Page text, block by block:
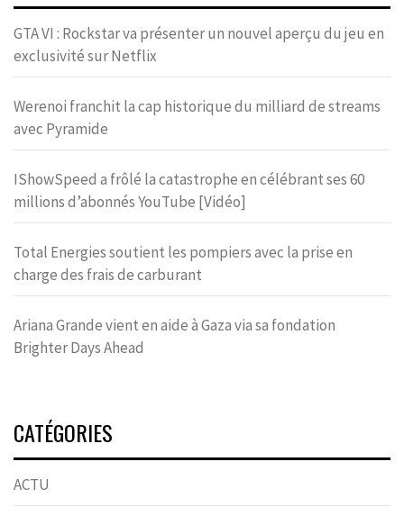
GTA VI : Rockstar va présenter un nouvel aperçu du jeu en
exclusivité sur Netflix
Werenoi franchit la cap historique du milliard de streams
avec Pyramide
IShowSpeed a frôlé la catastrophe en célébrant ses 60
millions d’abonnés YouTube [Vidéo]
Total Energies soutient les pompiers avec la prise en
charge des frais de carburant
Ariana Grande vient en aide à Gaza via sa fondation
Brighter Days Ahead
CATÉGORIES
ACTU